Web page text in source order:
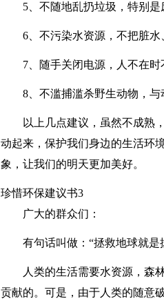
5、不随地乱扔垃圾，特别是
6、不污染水资源，不把脏
7、随手关闭电源，人不在
8、不滥捕滥杀野生动物，与
以上几点建议，虽然不成熟
动起来，保护我们身边的生活环
象，让我们的明天更加美好。
珍惜环保建议书3
广大的群众们：
有句话叫做：“拯救地球就是
人类的生活需要水资源，森
贡献的。可是，由于人类的随意